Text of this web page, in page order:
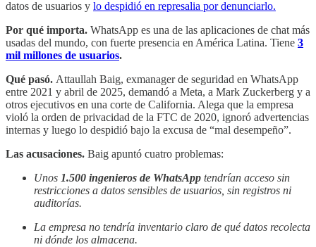
datos de usuarios y lo despidió en represalia por denunciarlo.
Por qué importa. WhatsApp es una de las aplicaciones de chat más
usadas del mundo, con fuerte presencia en América Latina. Tiene 3
mil millones de usuarios.
Qué pasó. Attaullah Baig, exmanager de seguridad en WhatsApp
entre 2021 y abril de 2025, demandó a Meta, a Mark Zuckerberg y a
otros ejecutivos en una corte de California. Alega que la empresa
violó la orden de privacidad de la FTC de 2020, ignoró advertencias
internas y luego lo despidió bajo la excusa de “mal desempeño”.
Las acusaciones. Baig apuntó cuatro problemas:
Unos 1.500 ingenieros de WhatsApp tendrían acceso sin
restricciones a datos sensibles de usuarios, sin registros ni
auditorías.
La empresa no tendría inventario claro de qué datos recolecta
ni dónde los almacena.